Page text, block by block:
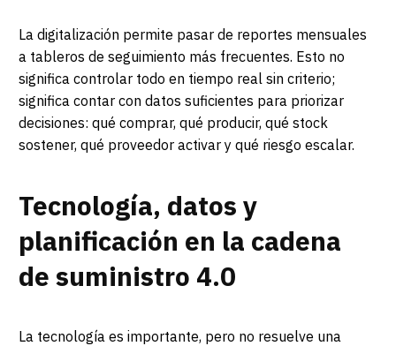
La digitalización permite pasar de reportes mensuales
a tableros de seguimiento más frecuentes. Esto no
significa controlar todo en tiempo real sin criterio;
significa contar con datos suficientes para priorizar
decisiones: qué comprar, qué producir, qué stock
sostener, qué proveedor activar y qué riesgo escalar.
Tecnología, datos y
planificación en la cadena
de suministro 4.0
La tecnología es importante, pero no resuelve una